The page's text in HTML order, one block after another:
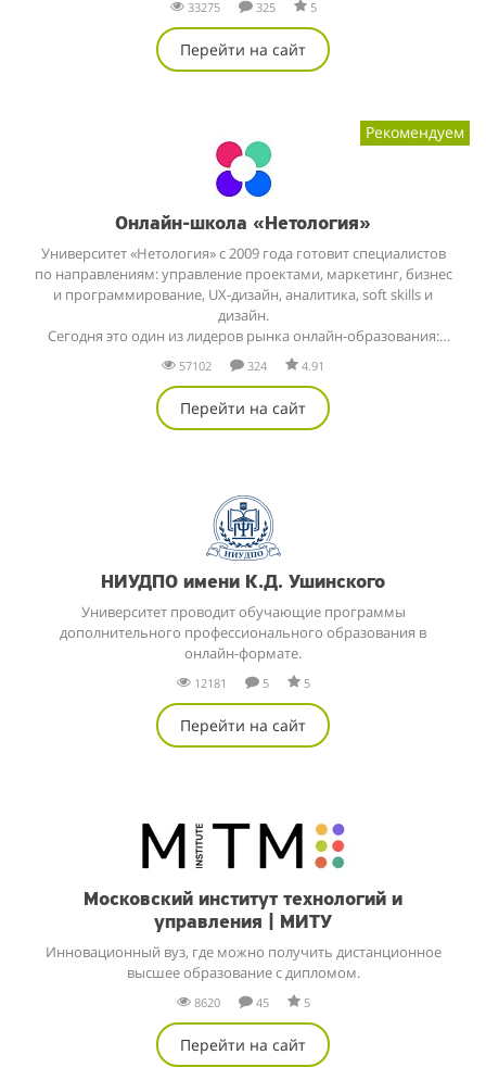
33275 325 5
Перейти на сайт
Рекомендуем
Онлайн-школа «Нетология»
Университет «Нетология» с 2009 года готовит специалистов
по направлениям: управление проектами, маркетинг, бизнес
и программирование, UX-дизайн, аналитика, soft skills и
дизайн.
Сегодня это один из лидеров рынка онлайн-образования:
более 500 000 человек уже освоили новые профессии и
навыки вместе с этой школой.
В процессе обучения студенты делают проекты и собирают
портфолио. А специалисты карьерного центра помогают им
трудоустроиться в ведущие IT-компании: интернет-магазин
«LaModa», лабораторию «Kaspersky», образовательную
платформу «Skyeng» и другие.
57102 324 4.91
Перейти на сайт
НИУДПО имени К.Д. Ушинского
Университет проводит обучающие программы
дополнительного профессионального образования в
онлайн-формате.
12181 5 5
Перейти на сайт
Московский институт технологий и
управления | МИТУ
Инновационный вуз, где можно получить дистанционное
высшее образование с дипломом.
8620 45 5
Перейти на сайт